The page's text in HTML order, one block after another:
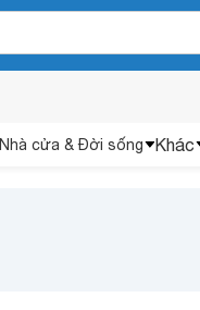
Nhà cửa & Đời sống Khác